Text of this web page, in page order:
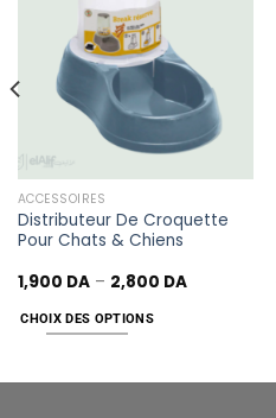
ACCESSOIRES
Distributeur De Croquette
Pour Chats & Chiens
1,900 DA– 2,800 DA
CHOIX DES OPTIONS